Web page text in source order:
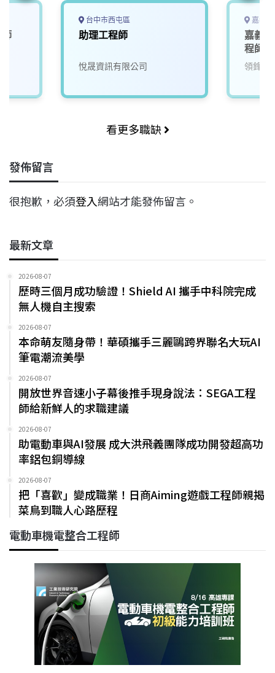
台中市西屯區
助理工程師
悅晟資訊有限公司
嘉義
嘉義-
程師(
領鋒科
看更多職缺
發佈留言
很抱歉，必須登入網站才能發佈留言。
最新文章
2026-08-07
歷時三個月成功驗證！Shield AI 攜手中科院完成
無人機自主搜索
2026-08-07
本命萌友隨身帶！華碩攜手三麗鷗跨界聯名大玩AI
筆電潮流美學
2026-08-07
開放世界音速小子幕後推手現身說法：SEGA工程
師給新鮮人的求職建議
2026-08-07
助電動車與AI發展 成大洪飛義團隊成功開發超高功
率鋁包銅導線
2026-08-07
把「喜歡」變成職業！日商Aiming遊戲工程師親揭
菜鳥到職人心路歷程
電動車機電整合工程師